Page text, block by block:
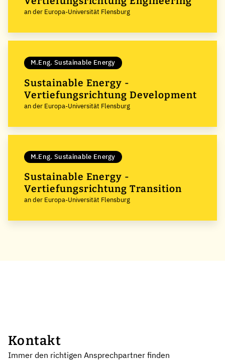
an der Europa-Universität Flensburg
M.Eng. Sustainable Energy
Sustainable Energy -
Vertiefungsrichtung Development
an der Europa-Universität Flensburg
M.Eng. Sustainable Energy
Sustainable Energy -
Vertiefungsrichtung Transition
an der Europa-Universität Flensburg
Kontakt
Immer den richtigen Ansprechpartner finden